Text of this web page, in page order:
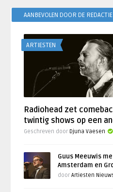
AANBEVOLEN DOOR DE REDACTIE
ARTIESTEN
Radiohead zet
twintig shows op een
Geschreven door Djuna Vaesen
Guus Meeuwis
Amsterdam en
doorArtiesten